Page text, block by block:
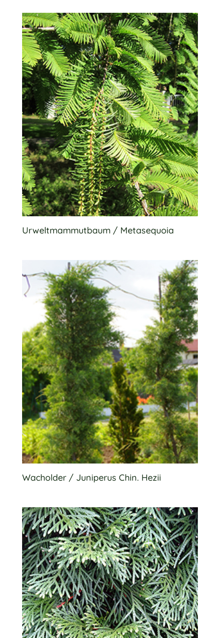
Urweltmammutbaum / Metasequoia
Wacholder / Juniperus Chin. Hezii